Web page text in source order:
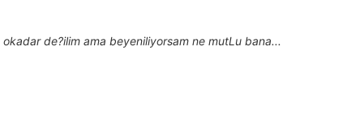
okadar de?ilim ama beyeniliyorsam ne mutLu bana...